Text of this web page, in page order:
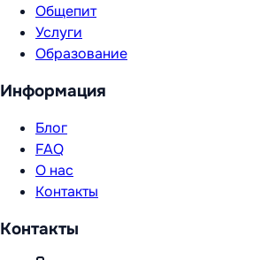
Общепит
Услуги
Образование
Информация
Блог
FAQ
О нас
Контакты
Контакты